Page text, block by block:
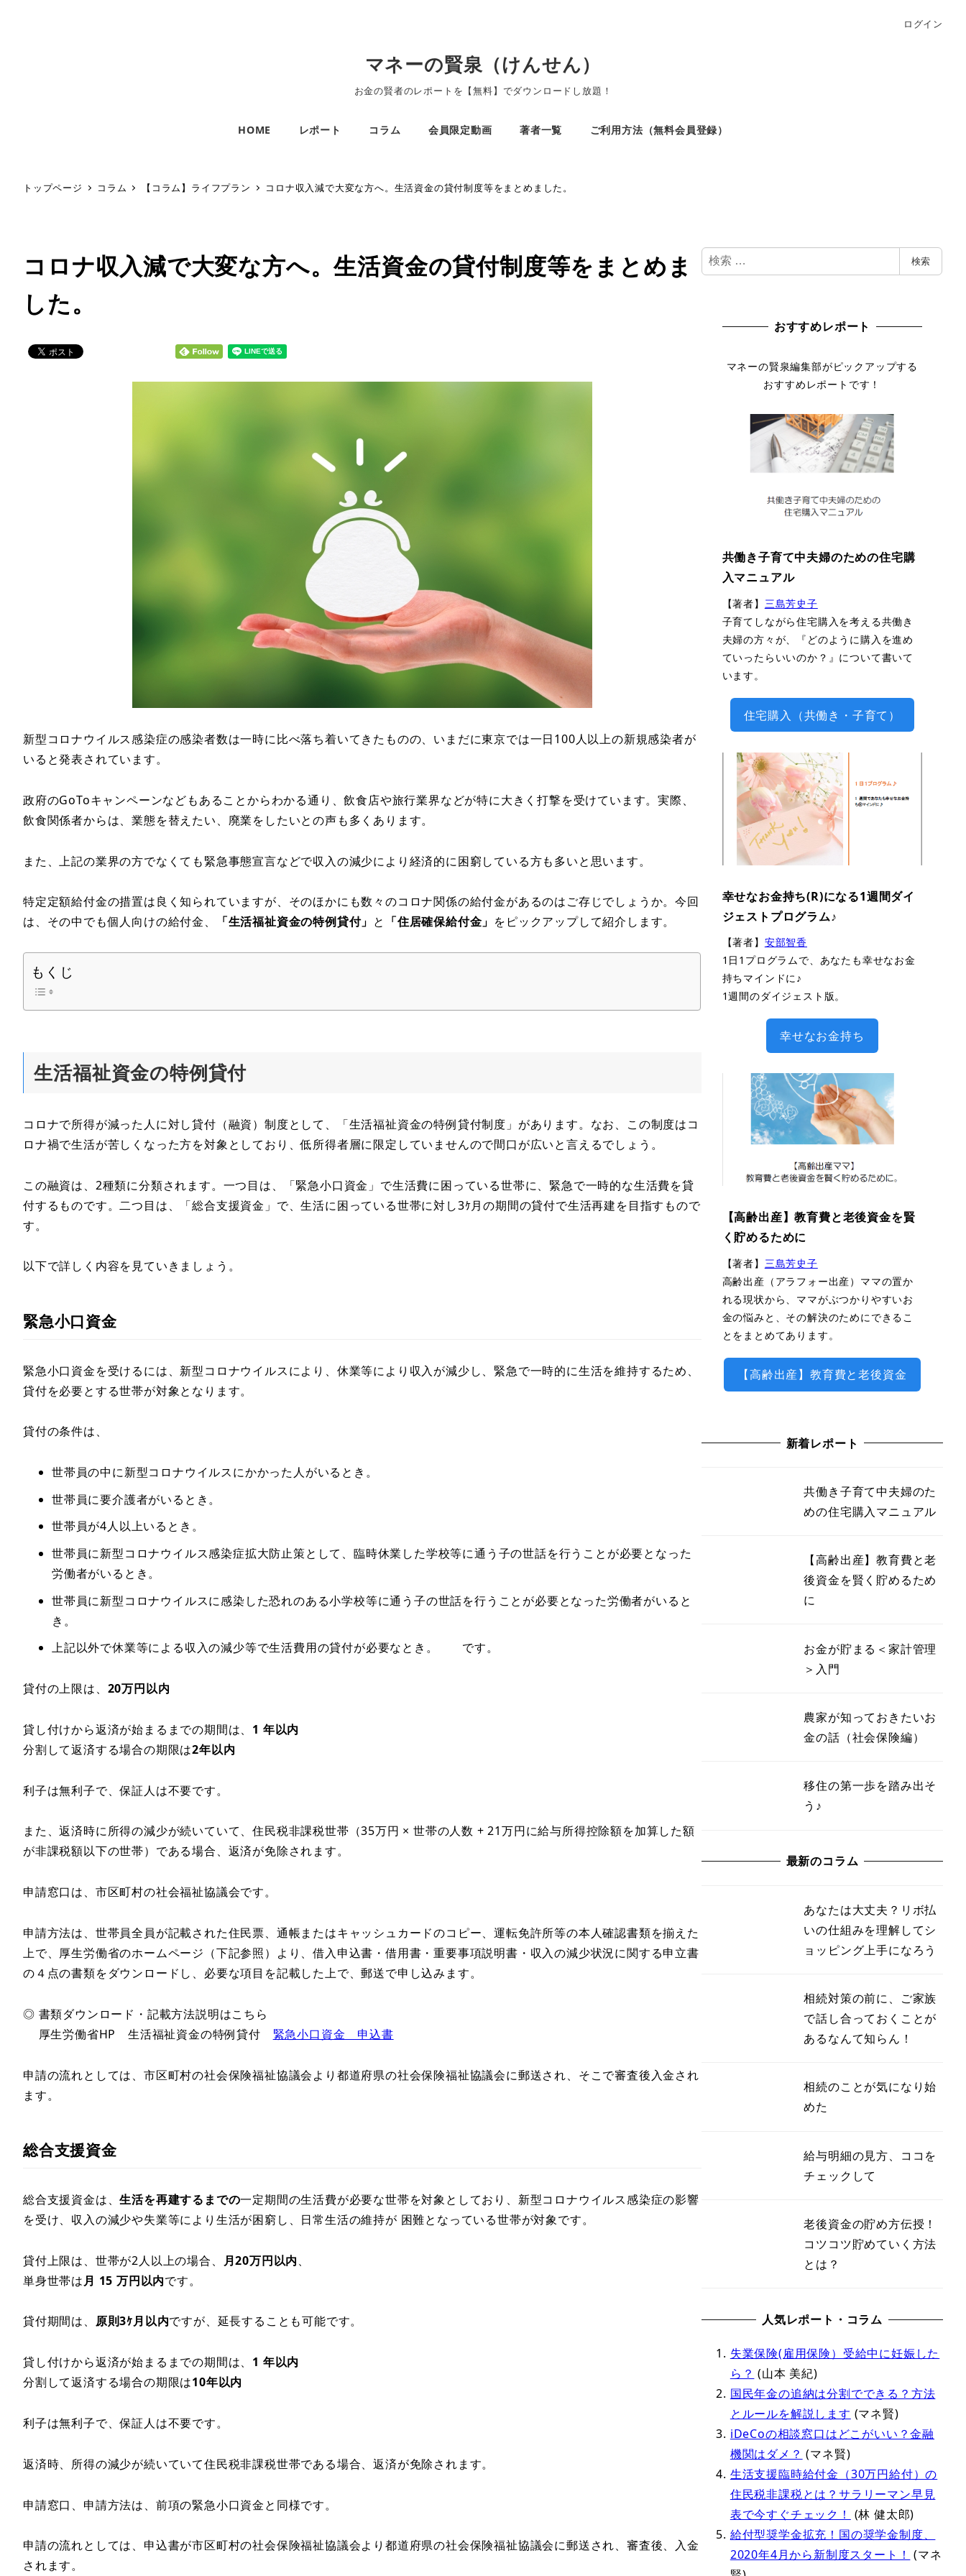
ログイン
マネーの賢泉（けんせん）
お金の賢者のレポートを【無料】でダウンロードし放題！
HOME レポート コラム 会員限定動画 著者一覧 ご利用方法（無料会員登録）
トップページ コラム 【コラム】ライフプラン コロナ収入減で大変な方へ。生活資金の貸付制度等をまとめました。
コロナ収入減で大変な方へ。生活資金の貸付制度等をまとめま
した。
新型コロナウイルス感染症の感染者数は一時に比べ落ち着いてきたものの、いまだに東京では一日100人以上の新規感染者が
いると発表されています。
政府のGoToキャンペーンなどもあることからわかる通り、飲食店や旅行業界などが特に大きく打撃を受けています。実際、
飲食関係者からは、業態を替えたい、廃業をしたいとの声も多くあります。
また、上記の業界の方でなくても緊急事態宣言などで収入の減少により経済的に困窮している方も多いと思います。
特定定額給付金の措置は良く知られていますが、そのほかにも数々のコロナ関係の給付金があるのはご存じでしょうか。今回
は、その中でも個人向けの給付金、
「生活福祉資金の特例貸付」 と 「住居確保給付金」 をピックアップして紹介します。
もくじ
生活福祉資金の特例貸付
コロナで所得が減った人に対し貸付（融資）制度として、「生活福祉資金の特例貸付制度」があります。なお、この制度はコ
ロナ禍で生活が苦しくなった方を対象としており、低所得者層に限定していませんので間口が広いと言えるでしょう。
この融資は、2種類に分類されます。一つ目は、「緊急小口資金」で生活費に困っている世帯に、緊急で一時的な生活費を貸
付するものです。二つ目は、「総合支援資金」で、生活に困っている世帯に対し3ｹ月の期間の貸付で生活再建を目指すもので
す。
以下で詳しく内容を見ていきましょう。
緊急小口資金
緊急小口資金を受けるには、新型コロナウイルスにより、休業等により収入が減少し、緊急で一時的に生活を維持するため、
貸付を必要とする世帯が対象となります。
貸付の条件は、
世帯員の中に新型コロナウイルスにかかった人がいるとき。
世帯員に要介護者がいるとき。
世帯員が4人以上いるとき。
世帯員に新型コロナウイルス感染症拡大防止策として、臨時休業した学校等に通う子の世話を行うことが必要となった
労働者がいるとき。
世帯員に新型コロナウイルスに感染した恐れのある小学校等に通う子の世話を行うことが必要となった労働者がいると
き。
上記以外で休業等による収入の減少等で生活費用の貸付が必要なとき。 です。
貸付の上限は、 20万円以内
貸し付けから返済が始まるまでの期間は、 1 年以内
分割して返済する場合の期限は2年以内
利子は無利子で、保証人は不要です。
また、返済時に所得の減少が続いていて、住民税非課税世帯（35万円 × 世帯の人数 + 21万円に給与所得控除額を加算した額
が非課税額以下の世帯）である場合、返済が免除されます。
申請窓口は、市区町村の社会福祉協議会です。
申請方法は、世帯員全員が記載された住民票、通帳またはキャッシュカードのコピー、運転免許所等の本人確認書類を揃えた
上で、厚生労働省のホームページ（下記参照）より、借入申込書・借用書・重要事項説明書・収入の減少状況に関する申立書
の４点の書類をダウンロードし、必要な項目を記載した上で、郵送で申し込みます。
◎ 書類ダウンロード・記載方法説明はこちら
厚生労働省HP 生活福祉資金の特例貸付 緊急小口資金 申込書
申請の流れとしては、市区町村の社会保険福祉協議会より都道府県の社会保険福祉協議会に郵送され、そこで審査後入金され
ます。
総合支援資金
総合支援資金は、生活を再建する までの一定期間の生活費が必要な世帯を対象としており、新型コロナウイルス感染症の影響
を受け、収入の減少や失業等により生活が困窮し、日常生活の維持が 困難となっている世帯が対象です。
貸付上限は、世帯が2人以上の場合、 月20万円以内、
単身世帯は月 15 万円以内です。
貸付期間は、 原則3ｹ月以内ですが、延長することも可能です。
貸し付けから返済が始まるまでの期間は、 1 年以内
分割して返済する場合の期限は10年以内
利子は無利子で、保証人は不要です。
返済時、所得の減少が続いていて住民税非課税世帯である場合、返済が免除されます。
申請窓口、申請方法は、前項の緊急小口資金と同様です。
申請の流れとしては、申込書が市区町村の社会保険福祉協議会より都道府県の社会保険福祉協議会に郵送され、審査後、入金
されます。
検
索
検索
おすすめレポート
マネーの賢泉編集部がピックアップする
おすすめレポートです！
共働き子育て中夫婦のための住宅購
入マニュアル
【著者】 三島芳史子
子育てしながら住宅購入を考える共働き
夫婦の方々が、『どのように購入を進め
ていったらいいのか？』について書いて
います。
住宅購入（共働き・子育て）
幸せなお金持ち(R)になる1週間ダイ
ジェストプログラム♪
【著者】 安部智香
1日1プログラムで、あなたも幸せなお金
持ちマインドに♪
1週間のダイジェスト版。
幸せなお金持ち
【高齢出産】教育費と老後資金を賢
く貯めるために
【著者】 三島芳史子
高齢出産（アラフォー出産）ママの置か
れる現状から、ママがぶつかりやすいお
金の悩みと、その解決のためにできるこ
とをまとめてあります。
【高齢出産】教育費と老後資金
新着レポート
共働き子育て中夫婦のた
めの住宅購入マニュアル
【高齢出産】教育費と老
後資金を賢く貯めるため
に
お金が貯まる＜家計管理
＞入門
農家が知っておきたいお
金の話（社会保険編）
移住の第一歩を踏み出そ
う♪
最新のコラム
あなたは大丈夫？リボ払
いの仕組みを理解してシ
ョッピング上手になろう
相続対策の前に、ご家族
で話し合っておくことが
あるなんて知らん！
相続のことが気になり始
めた
給与明細の見方、ココを
チェックして
老後資金の貯め方伝授！
コツコツ貯めていく方法
とは？
人気レポート・コラム
失業保険(雇用保険）受給中に妊娠した
ら？ (山本 美紀)
国民年金の追納は分割でできる？方法
とルールを解説します (マネ賢)
iDeCoの相談窓口はどこがいい？金融
機関はダメ？ (マネ賢)
生活支援臨時給付金（30万円給付）の
住民税非課税とは？サラリーマン早見
表で今すぐチェック！ (林 健太郎)
給付型奨学金拡充！国の奨学金制度、
2020年4月から新制度スタート！ (マネ